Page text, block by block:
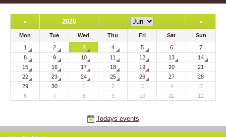
« 2026 »
Mon Tue Wed Thu Fri Sat
Sun
1
2 3 4 5 6
7
8
9 10 11 12 13
14
15
16 17 18 19 20
21
22
23 24 25 26 27
28
29
30 1 2 3 4
5
6
7 8 9 10 11 12
Todays events